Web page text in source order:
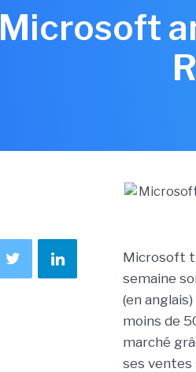
Microsoft
Microsoft
semaine
(en
moins de
marché
ses ventes